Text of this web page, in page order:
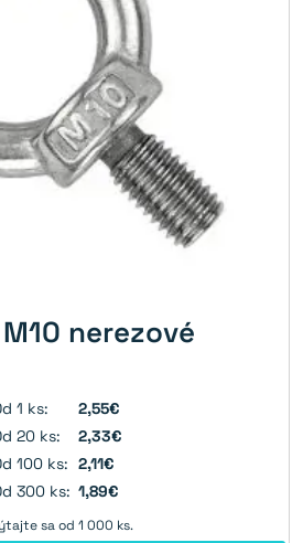
nerezové
1 ks:
2,55€
20 ks:
2,33€
100 ks: 2,11€
300 ks: 1,89€
sa od 1 000 ks.